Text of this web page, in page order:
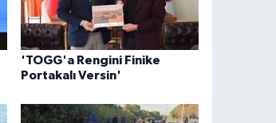
'TOGG'a Rengini Finike
Portakalı Versin'